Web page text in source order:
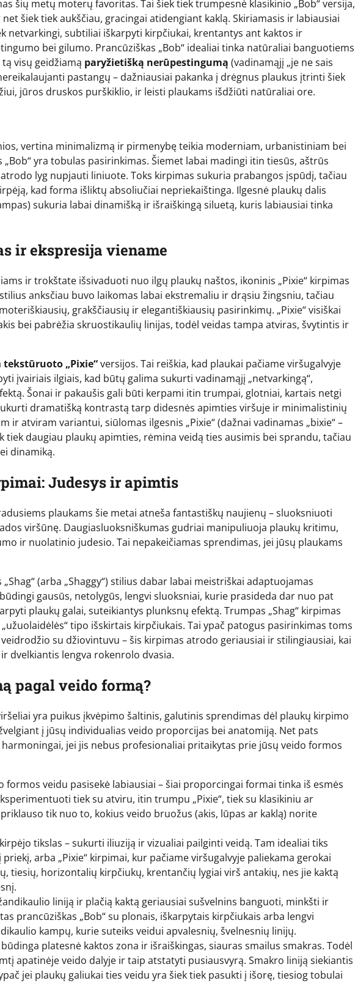
šių metų moterų favoritas. Tai šiek tiek trumpesnė klasikinio „Bob“ versija,
šiek tiek aukščiau, gracingai atidengiant kaklą. Skiriamasis ir labiausiai
netvarkingi, subtiliai iškarpyti kirpčiukai, krentantys ant kaktos ir
bei gilumo. Prancūziškas „Bob“ idealiai tinka natūraliai banguotiems
visų geidžiamą paryžietišką nerūpestingumą (vadinamąjį „je ne sais
pastangų – dažniausiai pakanka į drėgnus plaukus įtrinti šiek
jūros druskos purškiklio, ir leisti plaukams išdžiūti natūraliai ore.
vertina minimalizmą ir pirmenybę teikia moderniam, urbanistiniam bei
yra tobulas pasirinkimas. Šiemet labai madingi itin tiesūs, aštrūs
lyg nupjauti liniuote. Toks kirpimas sukuria prabangos įspūdį, tačiau
kad forma išliktų absoliučiai nepriekaištinga. Ilgesnė plaukų dalis
sukuria labai dinamišką ir išraiškingą siluetą, kuris labiausiai tinka
ir ekspresija viename
ir trokštate išsivaduoti nuo ilgų plaukų naštos, ikoninis „Pixie“ kirpimas
anksčiau buvo laikomas labai ekstremaliu ir drąsiu žingsniu, tačiau
grakščiausių ir elegantiškiausių pasirinkimų. „Pixie“ visiškai
bei pabrėžia skruostikaulių linijas, todėl veidas tampa atviras, švytintis ir
tekstūruoto „Pixie“versijos. Tai reiškia, kad plaukai pačiame viršugalvyje
įvairiais ilgiais, kad būtų galima sukurti vadinamąjį „netvarkingą“,
Šonai ir pakaušis gali būti kerpami itin trumpai, glotniai, kartais netgi
dramatišką kontrastą tarp didesnės apimties viršuje ir minimalistinių
atviram variantui, siūlomas ilgesnis „Pixie“ (dažnai vadinamas „bixie“ –
tiek daugiau plaukų apimties, rėmina veidą ties ausimis bei sprandu, tačiau
dinamiką.
Judesys ir apimtis
plaukams šie metai atneša fantastiškų naujienų – sluoksniuoti
viršūnę. Daugiasluoksniškumas gudriai manipuliuoja plaukų kritimu,
ir nuolatinio judesio. Tai nepakeičiamas sprendimas, jei jūsų plaukams
(arba „Shaggy“) stilius dabar labai meistriškai adaptuojamas
gausūs, netolygūs, lengvi sluoksniai, kurie prasideda dar nuo pat
plaukų galai, suteikiantys plunksnų efektą. Trumpas „Shag“ kirpimas
tipo išskirtais kirpčiukais. Tai ypač patogus pasirinkimas toms
su džiovintuvu – šis kirpimas atrodo geriausiai ir stilingiausiai, kai
dvelkiantis lengva rokenrolo dvasia.
pagal veido formą?
yra puikus įkvėpimo šaltinis, galutinis sprendimas dėl plaukų kirpimo
į jūsų individualias veido proporcijas bei anatomiją. Net pats
jei jis nebus profesionaliai pritaikytas prie jūsų veido formos
formos veidu pasisekė labiausiai – šiai proporcingai formai tinka iš esmės
tiek su atviru, itin trumpu „Pixie“, tiek su klasikiniu ar
tik nuo to, kokius veido bruožus (akis, lūpas ar kaklą) norite
tikslas – sukurti iliuziją ir vizualiai pailginti veidą. Tam idealiai tiks
arba „Pixie“ kirpimai, kur pačiame viršugalvyje paliekama gerokai
tiesių, horizontalių kirpčiukų, krentančių lygiai virš antakių, nes jie kaktą
liniją ir plačią kaktą geriausiai sušvelnins banguoti, minkšti ir
prancūziškas „Bob“ su plonais, iškarpytais kirpčiukais arba lengvi
kampų, kurie suteiks veidui apvalesnių, švelnesnių linijų.
platesnė kaktos zona ir išraiškingas, siauras smailus smakras. Todėl
apatinėje veido dalyje ir taip atstatyti pusiausvyrą. Smakro liniją siekiantis
jei plaukų galiukai ties veidu yra šiek tiek pasukti į išorę, tiesiog tobulai